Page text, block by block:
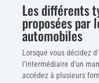
Les différents
proposées par
automobiles
Lorsque vous décidez
l'intermédiaire d'un
accédez à plusieurs